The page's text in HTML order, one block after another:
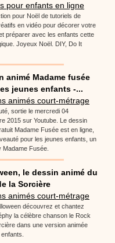
pour enfants en ligne
pour Noël de tutoriels de
en vidéo pour décorer votre
préparer avec les enfants cette
Joyeux Noël. DIY, Do It
animé Madame fusée
jeunes enfants -...
animés court-métrage
sortie le mercredi 04
2015 sur Youtube. Le dessin
Madame Fusée est en ligne,
pour les jeunes enfants, un
Fusée.
le dessin animé du
la Sorcière
animés court-métrage
découvrez et chantez
la célèbre chanson le Rock
dans une version animée